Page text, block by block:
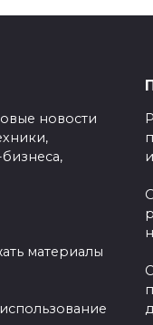
новости
материалы